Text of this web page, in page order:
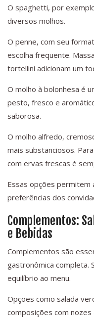
O spaghetti, por
diversos molhos.
O penne, com seu
escolha frequente.
tortellini adicionam um
O molho à bolonhesa é
pesto, fresco e
saborosa.
O molho alfredo,
mais substanciosos.
com ervas frescas é
Essas opções permitem
preferências dos
Complementos:
e Bebidas
Complementos são
gastronômica completa.
equilíbrio ao menu.
Opções como salada
composições com